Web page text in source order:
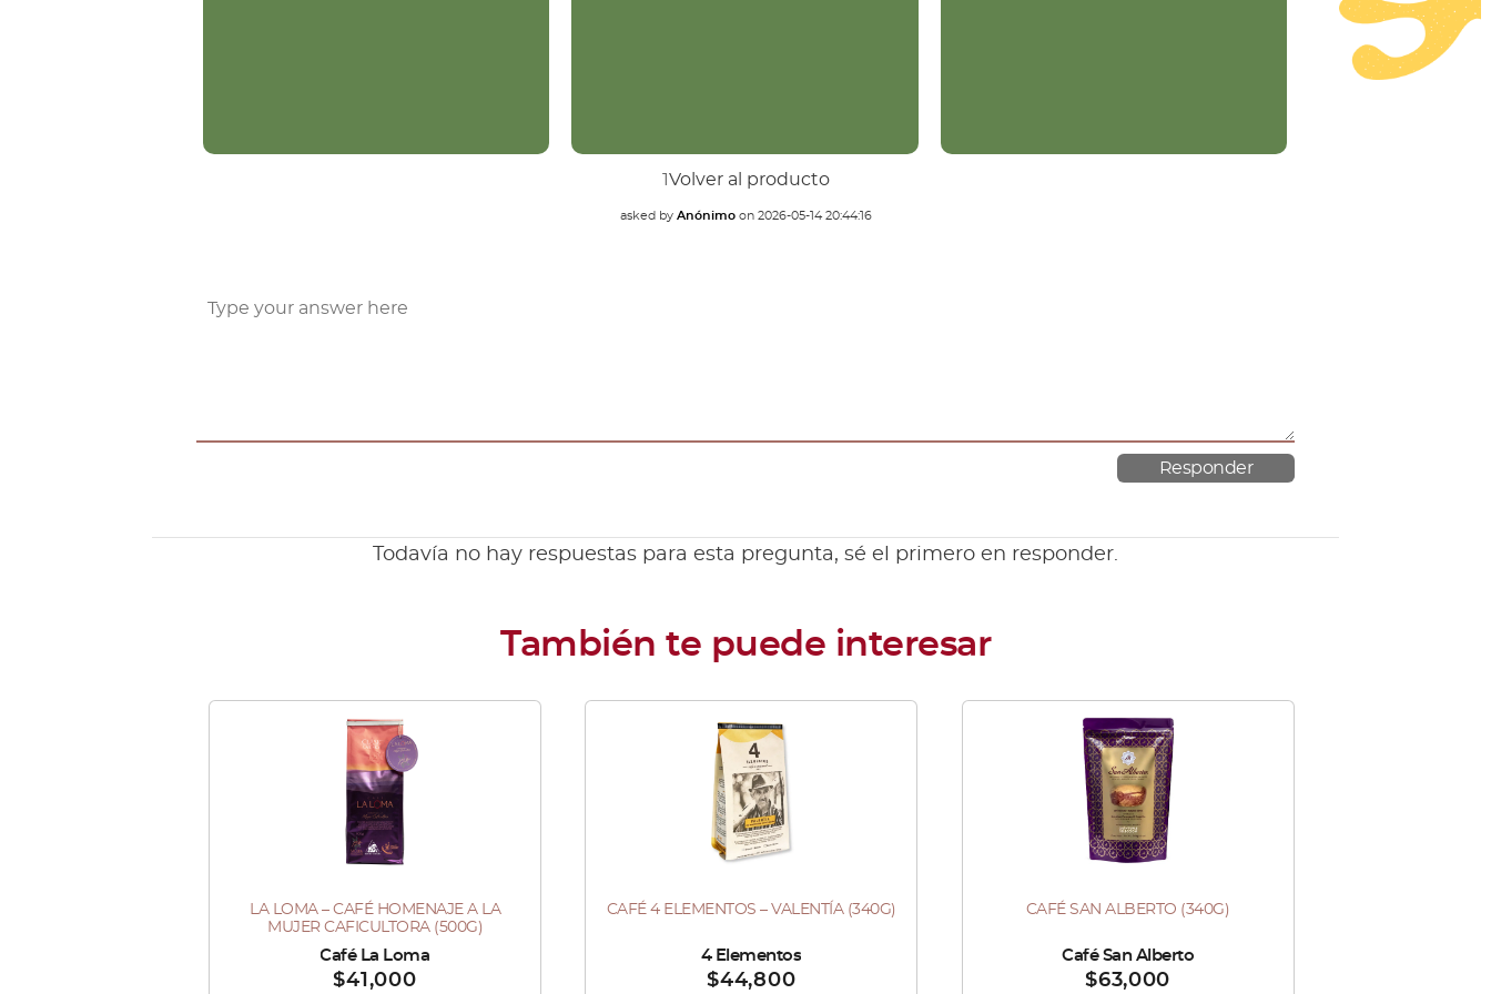
1Volver al producto
asked by Anónimoon 2026-05-14 20:44:16
Todavía no hay respuestas para esta pregunta, sé el primero en responder.
LA LOMA – CAFÉ HOMENAJE A LA
MUJER CAFICULTORA (500G)
$41,000
Café La Loma
producto
tiene
múltiples
variantes.
opciones
pueden
CAFÉ 4 ELEMENTOS – VALENTÍA (340G)
$44,800
4 Elementos
Este
producto
tiene
múltiples
variantes.
opciones
pueden
CAFÉ SAN ALBERTO (340G)
$63,000
Vendido por :Café San Alberto